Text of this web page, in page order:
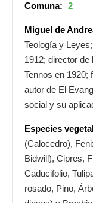
Comuna: 2
Miguel de
Teología y
1912; director
Tennos en 1920;
autor de El
social y su
Especies
(Calocedro),
Bidwill), Cipres,
Caducifolio,
rosado, Pino,